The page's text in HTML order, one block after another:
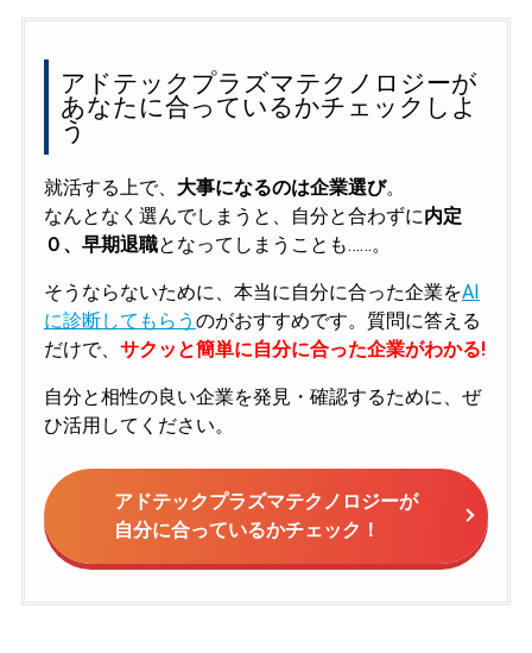
アドテックプラズマテクノロジーが
あなたに合っているかチェックしよ
う
就活する上で、 大事になるのは企業選び。
なんとなく選んでしまうと、自分と合わずに内定
０、早期退職となってしまうことも……。
そうならないために、本当に自分に合った企業をAI
に診断してもらう のがおすすめです。質問に答える
だけで、 サクッと簡単に自分に合った企業がわかる!
自分と相性の良い企業を発見・確認するために、ぜ
ひ活用してください。
アドテックプラズマテクノロジーが
自分に合っているかチェック！